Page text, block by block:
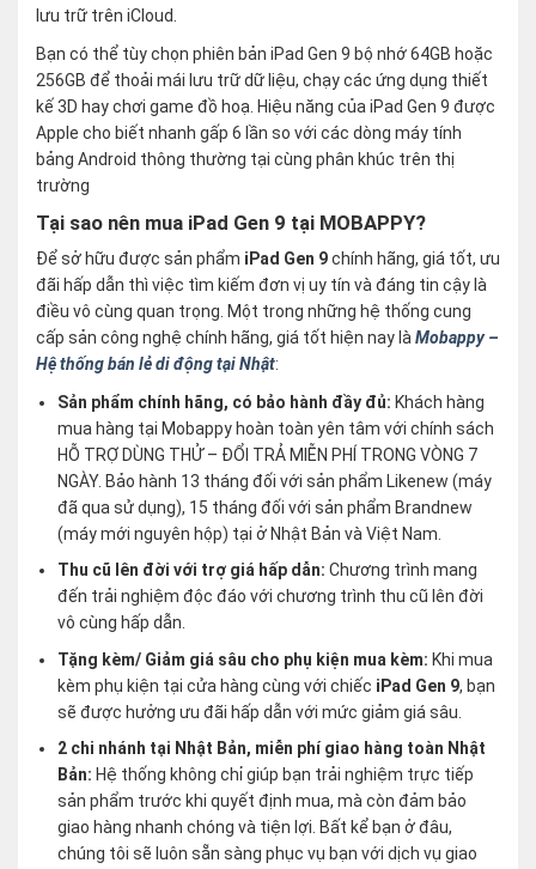
lưu trữ trên iCloud.
Bạn có thể tùy chọn phiên bản iPad Gen 9 bộ nhớ 64GB hoặc
256GB để thoải mái lưu trữ dữ liệu, chạy các ứng dụng thiết
kế 3D hay chơi game đồ hoạ. Hiệu năng của iPad Gen 9 được
Apple cho biết nhanh gấp 6 lần so với các dòng máy tính
bảng Android thông thường tại cùng phân khúc trên thị
trường
Tại sao nên mua iPad Gen 9 tại MOBAPPY?
Để sở hữu được sản phẩm iPad Gen 9chính hãng, giá tốt, ưu
đãi hấp dẫn thì việc tìm kiếm đơn vị uy tín và đáng tin cậy là
điều vô cùng quan trọng. Một trong những hệ thống cung
cấp sản công nghệ chính hãng, giá tốt hiện nay là Mobappy –
Hệ thống bán lẻ di động tại Nhật:
Sản phẩm chính hãng, có bảo hành đầy đủ: Khách hàng
mua hàng tại Mobappy hoàn toàn yên tâm với chính sách
HỖ TRỢ DÙNG THỬ – ĐỔI TRẢ MIỄN PHÍ TRONG VÒNG 7
NGÀY. Bảo hành 13 tháng đối với sản phẩm Likenew (máy
đã qua sử dụng), 15 tháng đối với sản phẩm Brandnew
(máy mới nguyên hộp) tại ở Nhật Bản và Việt Nam.
Thu cũ lên đời với trợ giá hấp dẫn:Chương trình mang
đến trải nghiệm độc đáo với chương trình thu cũ lên đời
vô cùng hấp dẫn.
Tặng kèm/ Giảm giá sâu cho phụ kiện mua kèm: Khi mua
kèm phụ kiện tại cửa hàng cùng với chiếc iPad Gen 9, bạn
sẽ được hưởng ưu đãi hấp dẫn với mức giảm giá sâu.
2 chi nhánh tại Nhật Bản, miễn phí giao hàng toàn Nhật
Bản: Hệ thống không chỉ giúp bạn trải nghiệm trực tiếp
sản phẩm trước khi quyết định mua, mà còn đảm bảo
giao hàng nhanh chóng và tiện lợi. Bất kể bạn ở đâu,
chúng tôi sẽ luôn sẵn sàng phục vụ bạn với dịch vụ giao